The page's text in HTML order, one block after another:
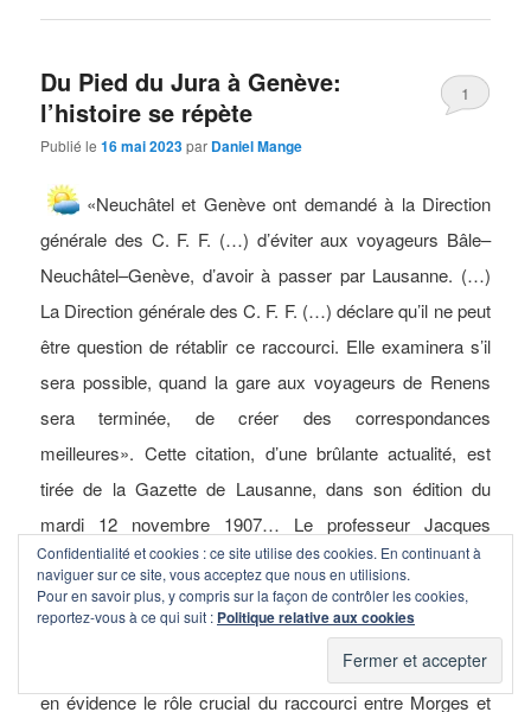
Du Pied du Jura à Genève:
l’histoire se répète
Publié le16 mai 2023par Daniel Mange
1
«Neuchâtel et Genève ont demandé à la Direction
générale des C. F. F. (…) d’éviter aux voyageurs Bâle–
Neuchâtel–Genève, d’avoir à passer par Lausanne. (…)
La Direction générale des C. F. F. (…) déclare qu’il ne peut
être question de rétablir ce raccourci. Elle examinera s’il
sera possible, quand la gare aux voyageurs de Renens
sera terminée, de créer des correspondances
meilleures». Cette citation, d’une brûlante actualité, est
tirée de la Gazette de Lausanne, dans son édition du
mardi 12 novembre 1907… Le professeur Jacques
Longchamp, historien et organisateur de l’exposition «Le
rail à Morges 1855-2015», nous a fait l’amitié de constituer
un petitdossierd’archives consacré aux relations
ferroviaires entre le Pied du Jura et Genève, en mettant
en évidence le rôle crucial du raccourci entre Morges et
Confidentialité et cookies : ce site utilise des cookies. En continuant à
naviguer sur ce site, vous acceptez que nous en utilisions.
Pour en savoir plus, y compris sur la façon de contrôler les cookies,
reportez-vous à ce qui suit : Politique relative aux cookies